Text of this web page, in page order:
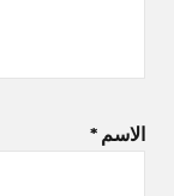
الاسم *